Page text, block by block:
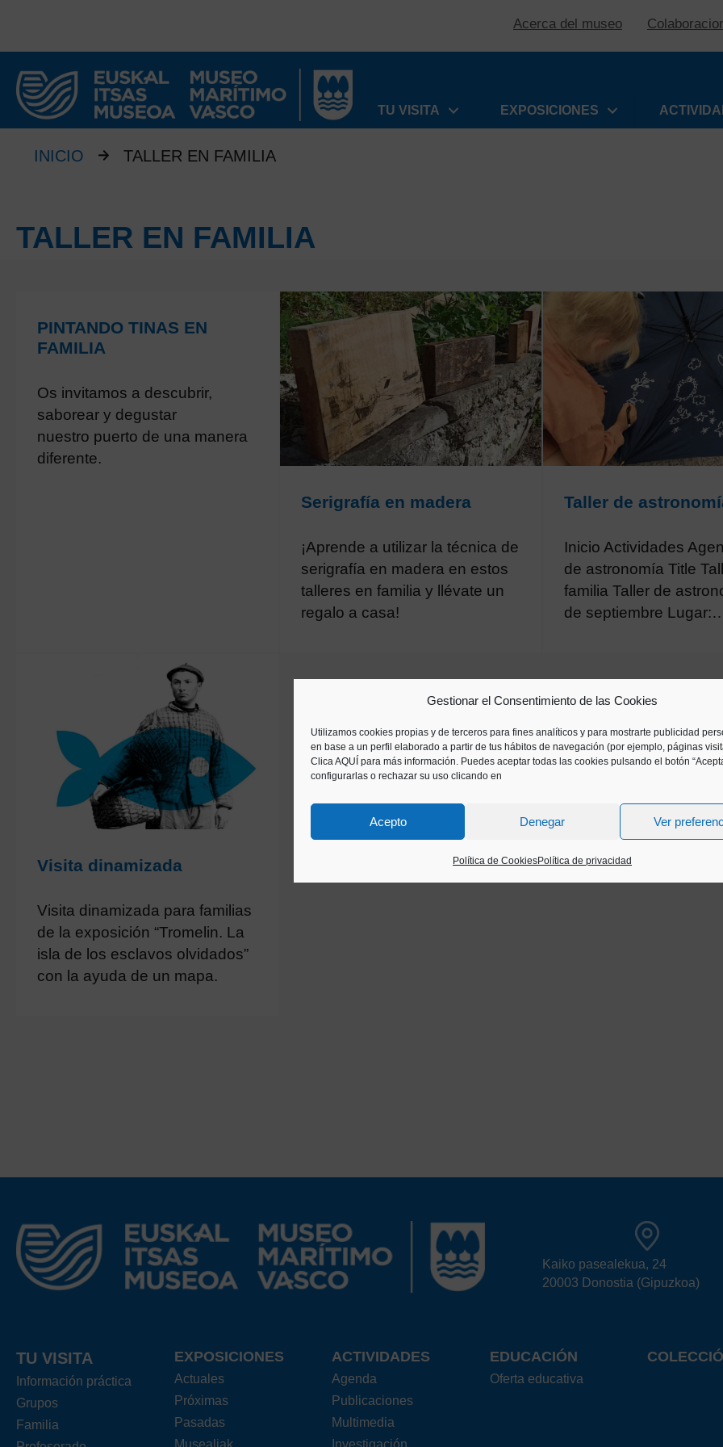
Gestionar el Consentimiento de las Cookies
Utilizamos cookies propias y de terceros para fines analíticos y para mostrarte publicidad
en base a un perfil elaborado a partir de tus hábitos de navegación (por ejemplo, páginas
Clica AQUÍ para más información. Puedes aceptar todas las cookies pulsando el botón
configurarlas o rechazar su uso clicando en
Acepto Denegar Ver
Política de CookiesPolítica de privacidad
Acerca del museo
TU VISITA
EXPOSICIONES
INICIO TALLER EN FAMILIA
TALLER EN FAMILIA
PINTANDO TINAS EN
FAMILIA
Os invitamos a descubrir,
saborear y degustar
nuestro puerto de una manera
diferente.
Serigrafía en madera
¡Aprende a utilizar la técnica de
serigrafía en madera en estos
talleres en familia y llévate un
regalo a casa!
Taller de
Inicio Actividades
de astronomía Title
familia Taller de
de septiembre
Visita dinamizada
Visita dinamizada para familias
de la exposición “Tromelin. La
isla de los esclavos olvidados”
con la ayuda de un mapa.
Kaiko pasealekua, 24
20003 Donostia (Gipuzkoa)
TU VISITA
Información práctica
Grupos
Familia
EXPOSICIONES
Actuales
Próximas
Pasadas
Musealiak
ACTIVIDADES
Agenda
Publicaciones
Multimedia
Investigación
EDUCACIÓN
Oferta educativa